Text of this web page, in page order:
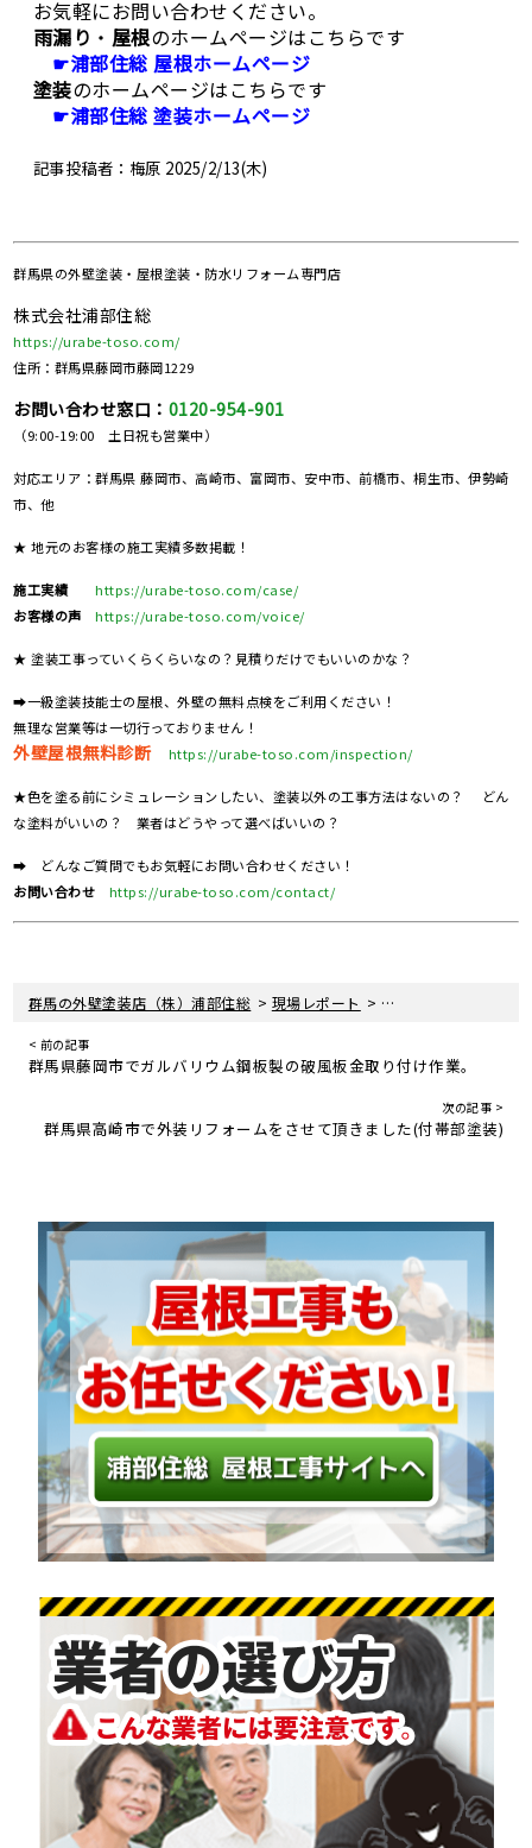
お気軽にお問い合わせください。
雨漏り ・ 屋根のホームページはこちらです
☛浦部住総 屋根ホームページ
塗装のホームページはこちらです
☛浦部住総 塗装ホームページ
記事投稿者：梅原 2025/2/13(木)
群馬県の外壁塗装・屋根塗装・防水リフォーム専門店
株式会社浦部住総
https://urabe-toso.com/
住所：群馬県藤岡市藤岡1229
お問い合わせ窓口： 0120-954-901
（9:00-19:00 土日祝も営業中）
対応エリア：群馬県 藤岡市、高崎市、富岡市、安中市、前橋市、桐生市、伊勢崎
市、他
★ 地元のお客様の施工実績多数掲載！
施工実績
https://urabe-toso.com/case/
お客様の声
https://urabe-toso.com/voice/
★ 塗装工事っていくらくらいなの？見積りだけでもいいのかな？
➡一級塗装技能士の屋根、外壁の無料点検をご利用ください！
無理な営業等は一切行っておりません！
外壁屋根無料診断 https://urabe-toso.com/inspection/
★色を塗る前にシミュレーションしたい、塗装以外の工事方法はないの？ どん
な塗料がいいの？ 業者はどうやって選べばいいの？
➡ どんなご質問でもお気軽にお問い合わせください！
お問い合わせ
https://urabe-toso.com/contact/
群馬の外壁塗装店（株）浦部住総 > 現場レポート > 群馬県高崎市で外装
< 前の記事
群馬県藤岡市でガルバリウム鋼板製の破風板金取り付け作業。
次の記事 >
群馬県高崎市で外装リフォームをさせて頂きました(付帯部塗装)